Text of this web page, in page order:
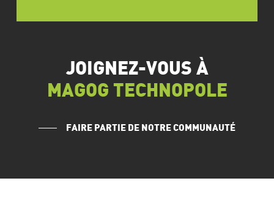
JOIGNEZ-VOUS À
MAGOG TECHNOPOLE
FAIRE PARTIE DE NOTRE COMMUNAUTÉ